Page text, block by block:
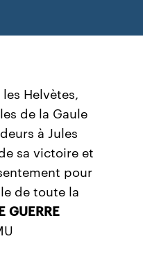
Helvètes,
de la Gaule
à Jules
sa victoire et
pour
de toute la
GUERRE